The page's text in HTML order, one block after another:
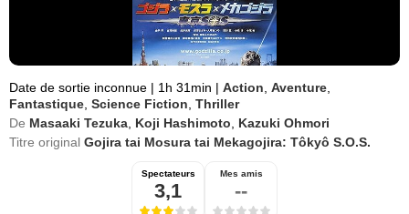
Date de sortie inconnue | 1h 31min | Action Aventure
Fantastique Science Fiction Thriller
De Masaaki Tezuka Koji Hashimoto
Kazuki Ohmori
Titre original Gojira tai Mosura tai Mekagojira: Tôkyô S.O.S.
Spectateurs
3,1
Mes amis
--